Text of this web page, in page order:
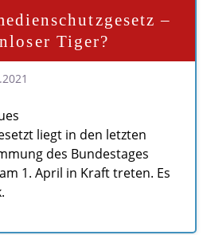
–
Tiger?
liegt in den letzten
des Bundestages
1. April in Kraft treten. Es